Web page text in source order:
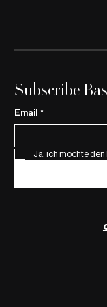
Subscribe
Email *
Ja, ich möchte